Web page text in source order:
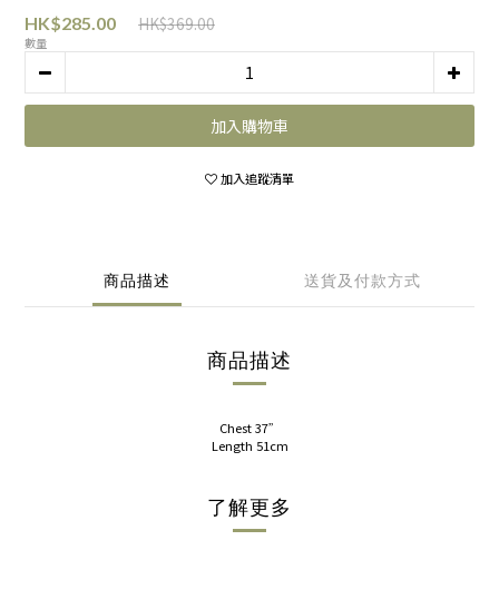
HK$285.00 HK$369.00
數量
加入購物車
加入追蹤清單
商品描述 送貨及付款方式
商品描述
Chest 37”
Length 51cm
了解更多